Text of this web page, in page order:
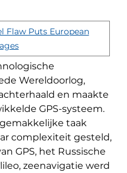
Flaw Puts European
Wereldoorlog,
en maakte
GPS-systeem.
taak
complexiteit gesteld,
GPS, het Russische
zeenavigatie werd